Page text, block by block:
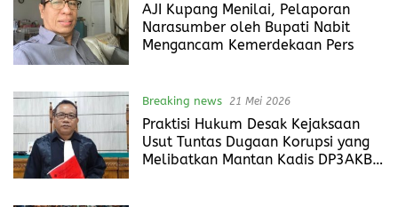
AJI Kupang Menilai, Pelaporan
Narasumber oleh Bupati Nabit
Mengancam Kemerdekaan Pers
Breaking news 21 Mei 2026
Praktisi Hukum Desak Kejaksaan
Usut Tuntas Dugaan Korupsi yang
Melibatkan Mantan Kadis DP3AKB